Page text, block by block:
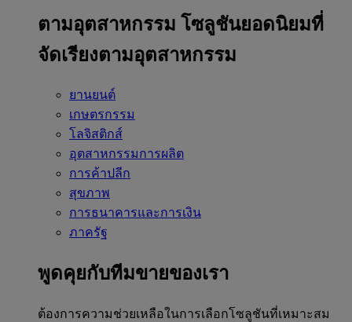
ตามอุตสาหกรรม โซลูชันยอดนิยมที่
จัดเรียงตามอุตสาหกรรม
ยานยนต์
เกษตรกรรม
โลจิสติกส์
อุตสาหกรรมการผลิต
การค้าปลีก
สุขภาพ
การธนาคารและการเงิน
ภาครัฐ
พูดคุยกับทีมขายของเรา
ต้องการความช่วยเหลือในการเลือกโซลูชันที่เหมาะสม